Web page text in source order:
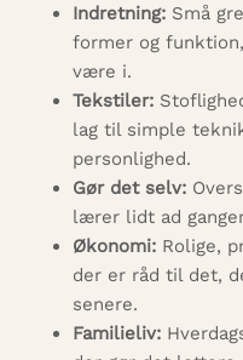
Indretning: Små
former og
være i.
Tekstiler:
lag til simple
personlighed.
Gør det selv:
lærer lidt ad
Økonomi: Rolige,
der er råd til det,
senere.
Familieliv: